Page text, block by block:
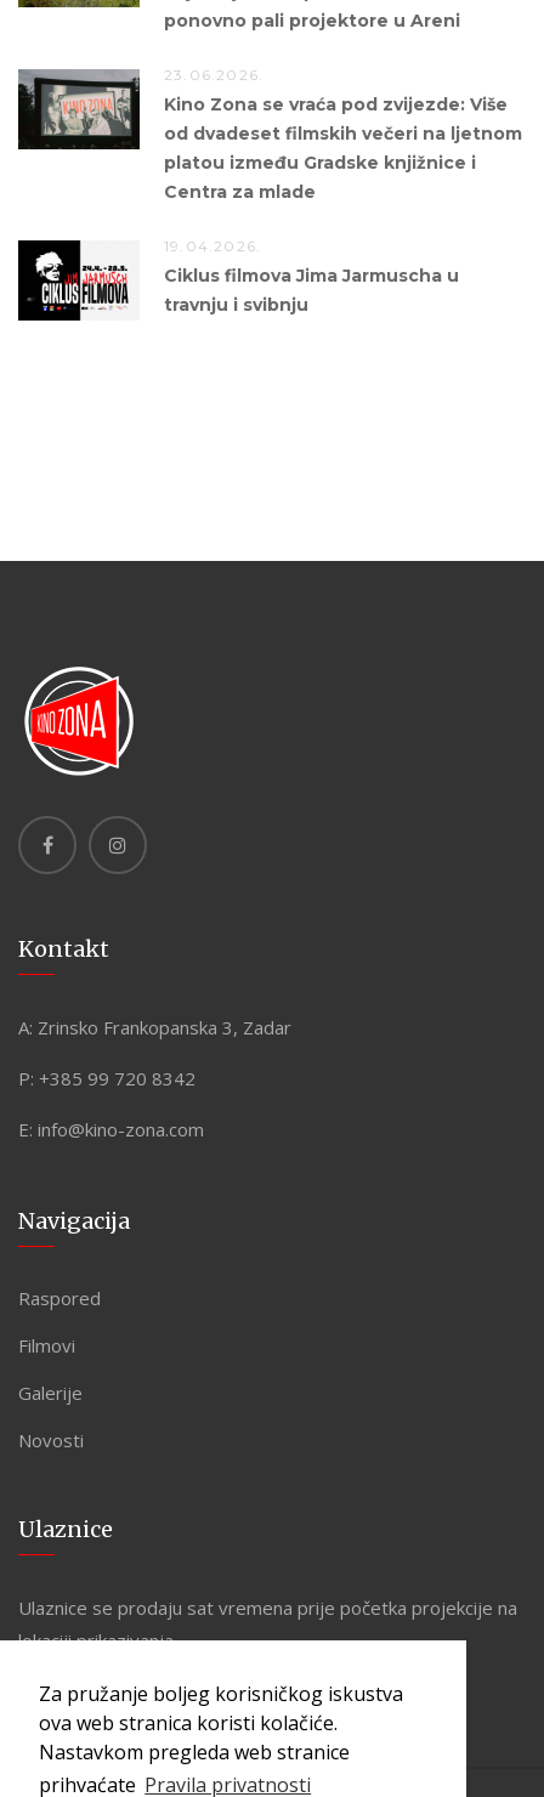
Za pružanje boljeg korisničkog iskustva
ova web stranica koristi kolačiće.
Nastavkom pregleda web stranice
prihvaćate Pravila privatnosti
ponovno pali projektore u Areni
23.06.2026.
Kino Zona se vraća pod zvijezde: Više
od dvadeset filmskih večeri na ljetnom
platou između Gradske knjižnice i
Centra za mlade
19.04.2026.
Ciklus filmova Jima Jarmuscha u
travnju i svibnju
Kontakt
A: Zrinsko Frankopanska 3, Zadar
P: +385 99 720 8342
E: info@kino-zona.com
Navigacija
Raspored
Filmovi
Galerije
Novosti
Ulaznice
Ulaznice se prodaju sat vremena prije početka projekcije na
lokaciji prikazivanja.